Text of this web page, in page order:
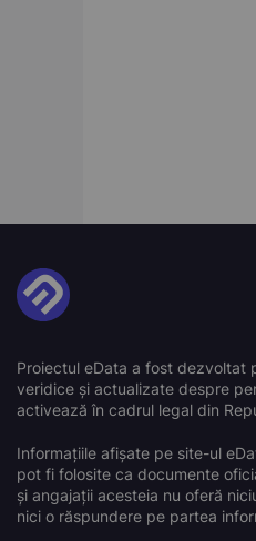
Proiectul eData a fost dezvoltat
veridice și actualizate despre
activează în cadrul legal din
Informațiile afișate pe site-ul
pot fi folosite ca documente
și angajații acesteia nu oferă
nici o răspundere pe partea